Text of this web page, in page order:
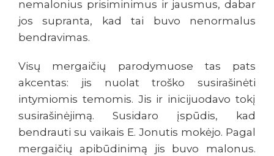
nemalonius prisiminimus ir jausmus, dabar
jos supranta, kad tai buvo nenormalus
bendravimas.
Visų mergaičių parodymuose tas pats
akcentas: jis nuolat troško susirašinėti
intymiomis temomis. Jis ir inicijuodavo tokį
susirašinėjimą. Susidaro įspūdis, kad
bendrauti su vaikais E. Jonutis mokėjo. Pagal
mergaičių apibūdinimą jis buvo malonus.